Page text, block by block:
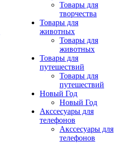
Товары для
творчества
Товары для
животных
Товары для
животных
Товары для
путешествий
Товары для
путешествий
Новый Год
Новый Год
Акссесуары для
телефонов
Акссесуары для
телефонов